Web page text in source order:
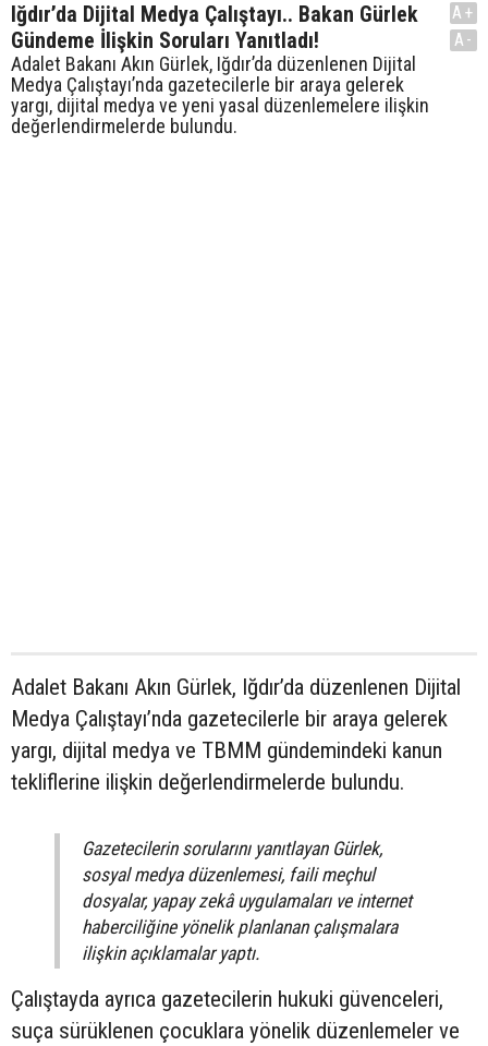
Iğdır’da Dijital Medya Çalıştayı.. Bakan Gürlek
Gündeme İlişkin Soruları Yanıtladı!
Adalet Bakanı Akın Gürlek, Iğdır’da düzenlenen Dijital
Medya Çalıştayı’nda gazetecilerle bir araya gelerek
yargı, dijital medya ve yeni yasal düzenlemelere ilişkin
değerlendirmelerde bulundu.
A+
A-
Adalet Bakanı Akın Gürlek, Iğdır’da düzenlenen Dijital
Medya Çalıştayı’nda gazetecilerle bir araya gelerek
yargı, dijital medya ve TBMM gündemindeki kanun
tekliflerine ilişkin değerlendirmelerde bulundu.
Gazetecilerin sorularını yanıtlayan Gürlek,
sosyal medya düzenlemesi, faili meçhul
dosyalar, yapay zekâ uygulamaları ve internet
haberciliğine yönelik planlanan çalışmalara
ilişkin açıklamalar yaptı.
Çalıştayda ayrıca gazetecilerin hukuki güvenceleri,
suça sürüklenen çocuklara yönelik düzenlemeler ve